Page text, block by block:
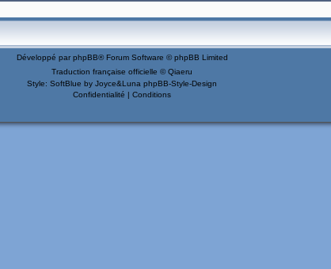
Développé par phpBB® Forum Software © phpBB Limited
Traduction française officielle ©Qiaeru
Style: SoftBlue by Joyce&Luna phpBB-Style-Design
Confidentialité | Conditions